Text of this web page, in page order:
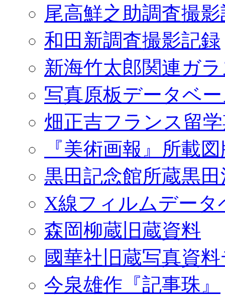
尾高鮮之助調査撮
和田新調査撮影記録
新海竹太郎関連ガ
写真原板データベ
畑正吉フランス留
『美術画報』所載
黒田記念館所蔵黒
X線フィルムデータ
森岡柳蔵旧蔵資料
國華社旧蔵写真資
今泉雄作『記事珠』